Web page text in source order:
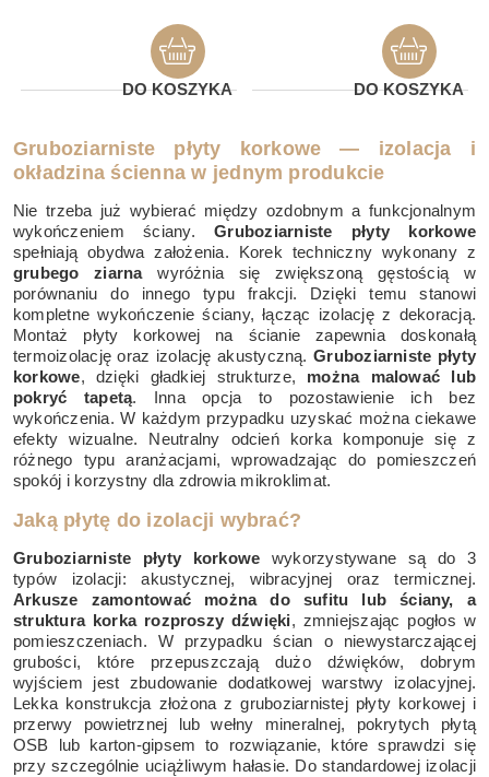
DO KOSZYKA DO KOSZYKA
Gruboziarniste płyty korkowe — izolacja i
okładzina ścienna w jednym produkcie
Nie trzeba już wybierać między ozdobnym a funkcjonalnym
wykończeniem ściany.Gruboziarniste płyty korkowe
spełniają obydwa założenia. Korek techniczny wykonany z
grubego ziarnawyróżnia się zwiększoną gęstością w
porównaniu do innego typu frakcji. Dzięki temu stanowi
kompletne wykończenie ściany, łącząc izolację z dekoracją.
Montaż płyty korkowej na ścianie zapewnia doskonałą
termoizolację oraz izolację akustyczną.Gruboziarniste płyty
korkowe, dzięki gładkiej strukturze, można malować lub
pokryć tapetą. Inna opcja to pozostawienie ich bez
wykończenia. W każdym przypadku uzyskać można ciekawe
efekty wizualne. Neutralny odcień korka komponuje się z
różnego typu aranżacjami, wprowadzając do pomieszczeń
spokój i korzystny dla zdrowia mikroklimat.
Jaką płytę do izolacji wybrać?
Gruboziarniste płyty korkowe wykorzystywane są do 3
typów izolacji: akustycznej, wibracyjnej oraz termicznej.
Arkusze zamontować można do sufitu lub ściany, a
struktura korka rozproszy dźwięki, zmniejszając pogłos w
pomieszczeniach. W przypadku ścian o niewystarczającej
grubości, które przepuszczają dużo dźwięków, dobrym
wyjściem jest zbudowanie dodatkowej warstwy izolacyjnej.
Lekka konstrukcja złożona z gruboziarnistej płyty korkowej i
przerwy powietrznej lub wełny mineralnej, pokrytych płytą
OSB lub karton-gipsem to rozwiązanie, które sprawdzi się
przy szczególnie uciążliwym hałasie. Do standardowej izolacji